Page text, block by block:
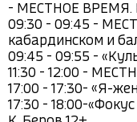
- МЕСТНОЕ ВРЕМЯ.
09:30 - 09:45 -
кабардинском и
09:45 - 09:55 -
11:30 - 12:00 -
17:00 - 17:30- «Я-
17:30 - 18:00-